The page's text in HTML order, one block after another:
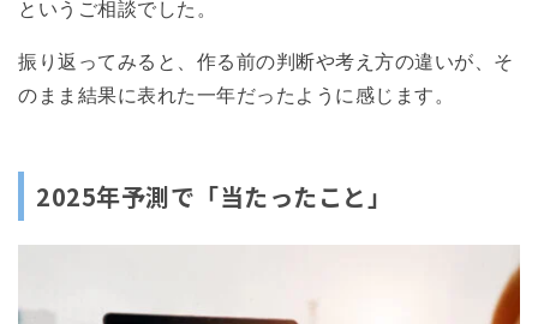
というご相談でした。
振り返ってみると、作る前の判断や考え方の違いが、そ
のまま結果に表れた一年だったように感じます。
2025年予測で「当たったこと」